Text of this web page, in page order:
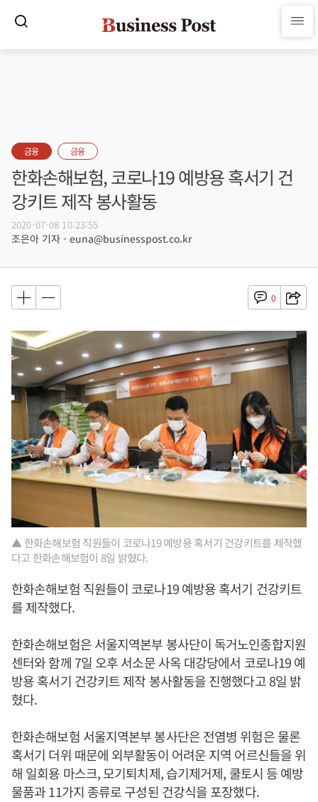
금융 금융
한화손해보험, 코로나19 예방용 혹서기 건
강키트 제작 봉사활동
2020-07-08 10:23:55
조은아 기자 - euna@businesspost.co.kr
0
▲ 한화손해보험 직원들이 코로나19 예방용 혹서기 건강키트를 제작했
다고 한화손해보험이 8일 밝혔다.
한화손해보험 직원들이 코로나19 예방용 혹서기 건강키트
를 제작했다.
한화손해보험은 서울지역본부 봉사단이 독거노인종합지원
센터와 함께 7일 오후 서소문 사옥 대강당에서 코로나19 예
방용 혹서기 건강키트 제작 봉사활동을 진행했다고 8일 밝
혔다.
한화손해보험 서울지역본부 봉사단은 전염병 위험은 물론
혹서기 더위 때문에 외부활동이 어려운 지역 어르신들을 위
해 일회용 마스크, 모기퇴치제, 습기제거제, 쿨토시 등 예방
물품과 11가지 종류로 구성된 건강식을 포장했다.